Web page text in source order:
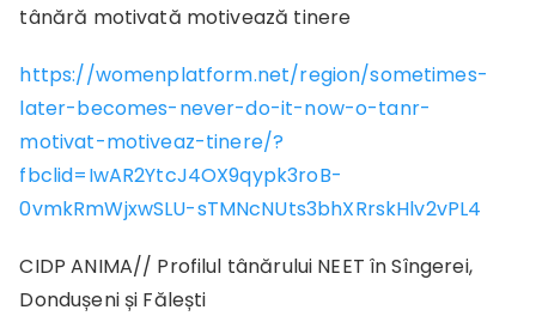
tânără motivată motivează tinere
https://womenplatform.net/region/sometimes-
later-becomes-never-do-it-now-o-tanr-
motivat-motiveaz-tinere/?
fbclid=IwAR2YtcJ4OX9qypk3roB-
0vmkRmWjxwSLU-sTMNcNUts3bhXRrskHlv2vPL4
CIDP ANIMA// Profilul tânărului NEET în Sîngerei,
Dondușeni și Fălești